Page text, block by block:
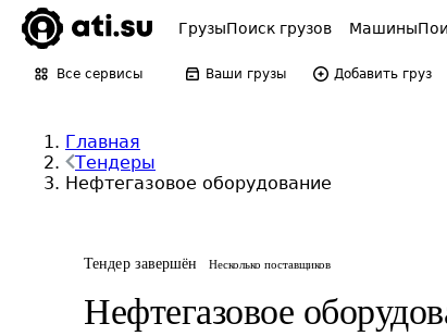
ГрузыПоиск грузов Машины
Все сервисы Ваши грузы Добавить груз
Главная
Тендеры
Нефтегазовое оборудование
Тендер завершён Несколько поставщиков
Нефтегазовое